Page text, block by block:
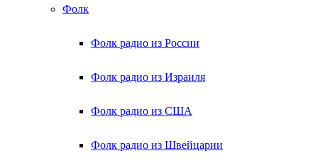
Фолк
Фолк радио из России
Фолк радио из Израиля
Фолк радио из США
Фолк радио из Швейцарии